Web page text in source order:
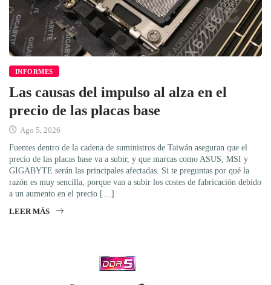
INFORMES
Las causas del impulso al alza en el
precio de las placas base
Ago 5, 2026
Fuentes dentro de la cadena de suministros de Taiwán aseguran que el
precio de las placas base va a subir, y que marcas como ASUS, MSI y
GIGABYTE serán las principales afectadas. Si te preguntas por qué la
razón es muy sencilla, porque van a subir los costes de fabricación debido
a un aumento en el precio […]
LEER MÁS